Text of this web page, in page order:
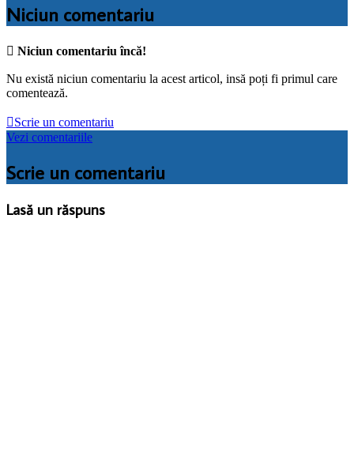
Niciun comentariu
 Niciun comentariu încă!
Nu există niciun comentariu la acest articol, insă poți fi primul care
comentează.
Scrie un comentariu
Vezi comentariile
Scrie un comentariu
Lasă un răspuns